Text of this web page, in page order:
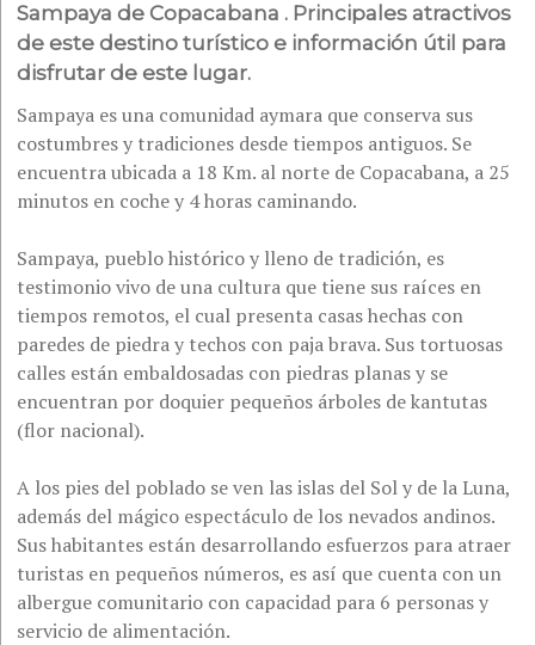
Sampaya de Copacabana . Principales atractivos
de este destino turístico e información útil para
disfrutar de este lugar.
Sampaya es una comunidad aymara que conserva sus
costumbres y tradiciones desde tiempos antiguos. Se
encuentra ubicada a 18 Km. al norte de Copacabana, a 25
minutos en coche y 4 horas caminando.
Sampaya, pueblo histórico y lleno de tradición, es
testimonio vivo de una cultura que tiene sus raíces en
tiempos remotos, el cual presenta casas hechas con
paredes de piedra y techos con paja brava. Sus tortuosas
calles están embaldosadas con piedras planas y se
encuentran por doquier pequeños árboles de kantutas
(flor nacional).
A los pies del poblado se ven las islas del Sol y de la Luna,
además del mágico espectáculo de los nevados andinos.
Sus habitantes están desarrollando esfuerzos para atraer
turistas en pequeños números, es así que cuenta con un
albergue comunitario con capacidad para 6 personas y
servicio de alimentación.